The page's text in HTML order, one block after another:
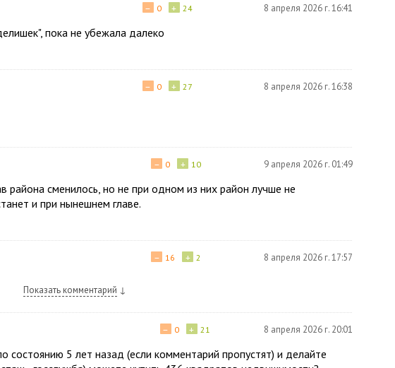
+ 24
− 0 8 апреля 2026 г. 16:41
пока не убежала далеко
+ 27
− 0 8 апреля 2026 г. 16:38
+ 10
− 0 9 апреля 2026 г. 01:49
района сменилось, но не при одном из них район лучше не
и при нынешнем главе.
+ 2
− 16 8 апреля 2026 г. 17:57
Показать комментарий ↓
+ 21
− 0 8 апреля 2026 г. 20:01
5 лет назад (если комментарий пропустят) и делайте